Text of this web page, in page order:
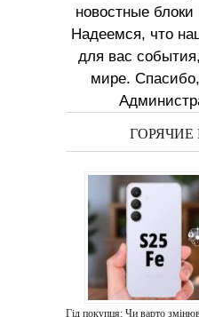
новостные
Надеемся, что
для вас
мире.
Гід покупця: Чи варто